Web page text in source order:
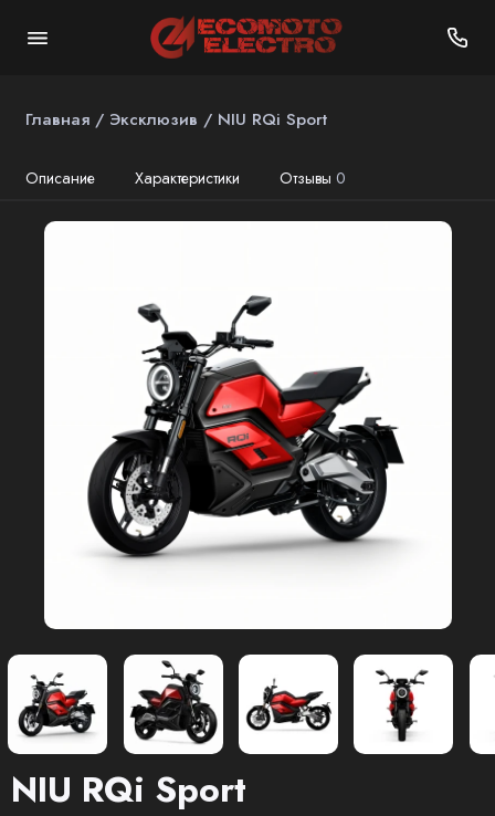
Главная Эксклюзив NIU RQi Sport
Описание Характеристики Отзывы 0
NIU RQi Sport